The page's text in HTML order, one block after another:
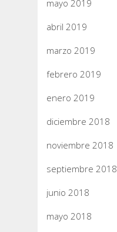
mayo 2019
abril 2019
marzo 2019
febrero 2019
enero 2019
diciembre 2018
noviembre 2018
septiembre 2018
junio 2018
mayo 2018